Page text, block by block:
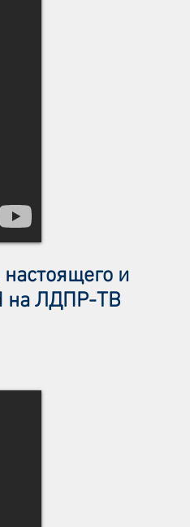
и
на ЛДПР-ТВ